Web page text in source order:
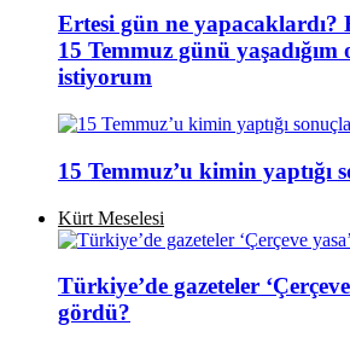
Ertesi gün ne yapacaklardı?
15 Temmuz günü
istiyorum
15 Temmuz’u kimin yaptığı
Kürt Meselesi
Türkiye’de gazeteler ‘Çerçeve
gördü?